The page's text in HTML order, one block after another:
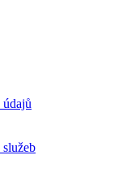
údajů